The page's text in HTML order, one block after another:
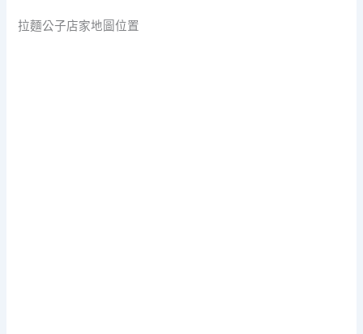
拉麵公子店家地圖位置